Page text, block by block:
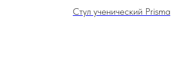
Стул ученический Prisma